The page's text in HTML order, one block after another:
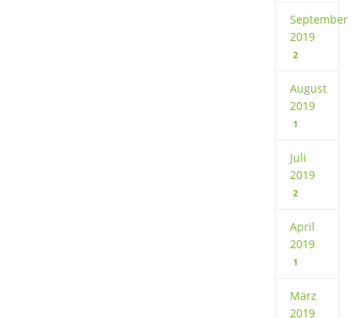
September
2019
2
August
2019
1
Juli
2019
2
April
2019
1
März
2019